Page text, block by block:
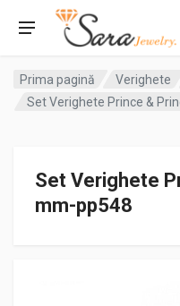
Prima pagină Verighete
Set Verighete Prince &
Set Verighete
mm-pp548